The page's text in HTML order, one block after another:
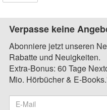
Verpasse keine
Abonniere jetzt unseren
Rabatte und Neuigkeiten.
Extra-Bonus: 60 Tage
Mio. Hörbücher & E-